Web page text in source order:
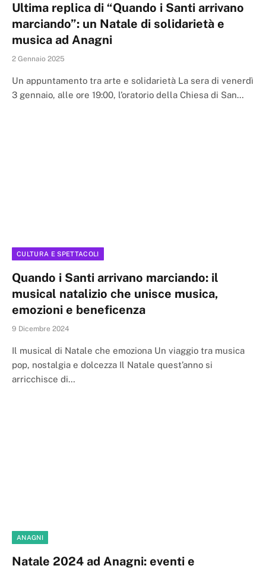
Ultima replica di “Quando i Santi arrivano
marciando”: un Natale di solidarietà e
musica ad Anagni
2 Gennaio 2025
Un appuntamento tra arte e solidarietà La sera di venerdì
3 gennaio, alle ore 19:00, l’oratorio della Chiesa di San…
CULTURA E SPETTACOLI
Quando i Santi arrivano marciando: il
musical natalizio che unisce musica,
emozioni e beneficenza
9 Dicembre 2024
Il musical di Natale che emoziona Un viaggio tra musica
pop, nostalgia e dolcezza Il Natale quest’anno si
arricchisce di…
ANAGNI
Natale 2024 ad Anagni: eventi e